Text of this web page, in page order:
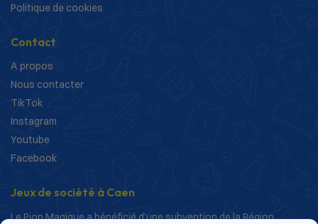
Politique de cookies
Contact
A propos
Nous contacter
TikTok
Instagram
Youtube
Facebook
Jeux de société à Caen
Le Pion Magique a bénéficié d’une subvention de la Région